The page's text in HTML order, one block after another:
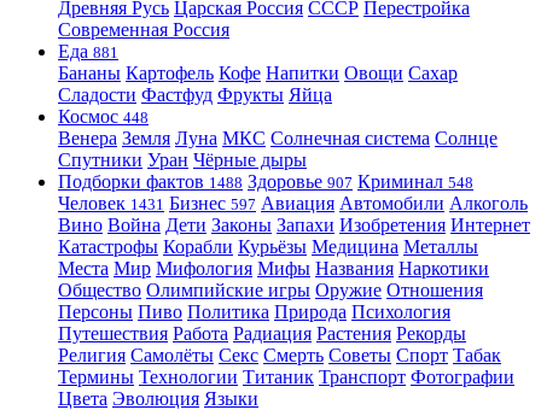
Древняя Русь Царская Россия СССР Перестройка
Современная Россия
Еда 881
Бананы Картофель Кофе Напитки Овощи Сахар
Сладости Фастфуд Фрукты Яйца
Космос 448
Венера Земля Луна МКС Солнечная система Солнце
Спутники Уран Чёрные дыры
Подборки фактов 1488 Здоровье 907 Криминал 548
Человек 1431 Бизнес 597 Авиация Автомобили Алкоголь
Вино Война Дети Законы Запахи Изобретения Интернет
Катастрофы Корабли Курьёзы Медицина Металлы
Места Мир Мифология Мифы Названия Наркотики
Общество Олимпийские игры Оружие Отношения
Персоны Пиво Политика Природа Психология
Путешествия Работа Радиация Растения Рекорды
Религия Самолёты Секс Смерть Советы Спорт Табак
Термины Технологии Титаник Транспорт Фотографии
Цвета Эволюция Языки